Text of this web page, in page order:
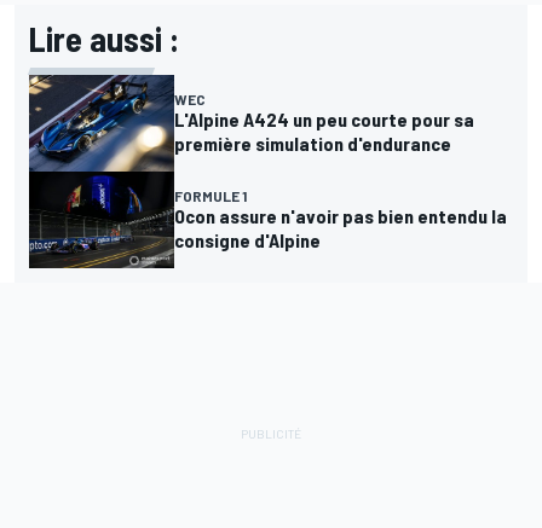
Lire aussi :
WEC
L'Alpine A424 un peu courte pour sa
première simulation d'endurance
FORMULE 1
Ocon assure n'avoir pas bien entendu la
consigne d'Alpine